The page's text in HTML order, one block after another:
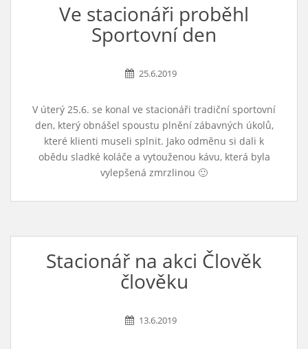
Ve stacionáři proběhl
Sportovní den
25.6.2019
V úterý 25.6. se konal ve stacionáři tradiční sportovní
den, který obnášel spoustu plnění zábavných úkolů,
které klienti museli splnit. Jako odměnu si dali k
obědu sladké koláče a vytouženou kávu, která byla
vylepšená zmrzlinou 🙂
Stacionář na akci Člověk
člověku
13.6.2019